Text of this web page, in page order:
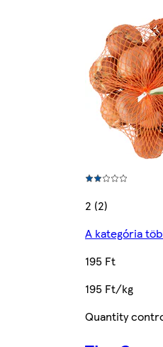
2 (2)
A kategória
195 Ft
195 Ft/kg
Quantity